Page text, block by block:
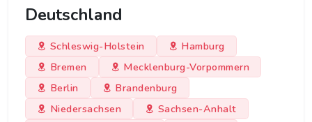
Deutschland
Schleswig-Holstein
Hamburg
Bremen
Mecklenburg-Vorpommern
Berlin
Brandenburg
Niedersachsen
Sachsen-Anhalt